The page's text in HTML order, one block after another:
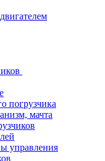
погрузчика
мачта
управления